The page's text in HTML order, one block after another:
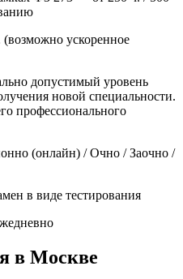
ускоренное
допустимый уровень
новой специальности.
профессионального
(онлайн) / Очно / Заочно /
в виде тестирования
в Москве